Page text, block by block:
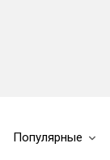
Популярные